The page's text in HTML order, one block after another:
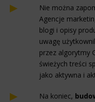
Nie można
Agencje
blogi i opisy
uwagę
przez algorytmy
świeżych treści
jako aktywna i
Na koniec,